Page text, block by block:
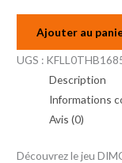
Ajouter au
UGS :
Description
Informations
Avis (0)
Découvrez le jeu